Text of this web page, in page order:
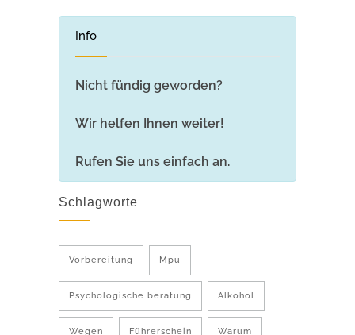
Info
Nicht fündig geworden?
Wir helfen Ihnen weiter!
Rufen Sie uns einfach an.
Schlagworte
Vorbereitung Mpu
Psychologische beratung Alkohol
Wegen Führerschein Warum